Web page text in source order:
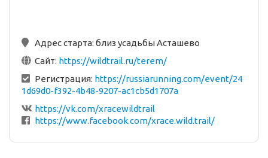
Адрес старта: близ усадьбы Асташево
Сайт: https://wildtrail.ru/terem/
Регистрация: https://russiarunning.com/event/24
1d69d0-f392-4b48-9207-ac1cb5d1707a
https://vk.com/xracewildtrail
https://www.facebook.com/xrace.wild.trail/